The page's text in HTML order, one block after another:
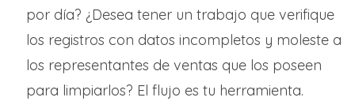
por día? ¿Desea tener un trabajo que verifique
los registros con datos incompletos y moleste a
los representantes de ventas que los poseen
para limpiarlos? El flujo es tu herramienta.